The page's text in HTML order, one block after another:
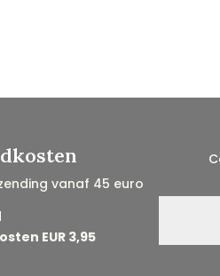
vanaf 45 euro
EUR 3,95